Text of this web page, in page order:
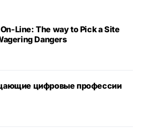
Line: The way to Pick a Site
Dangers
цифровые профессии